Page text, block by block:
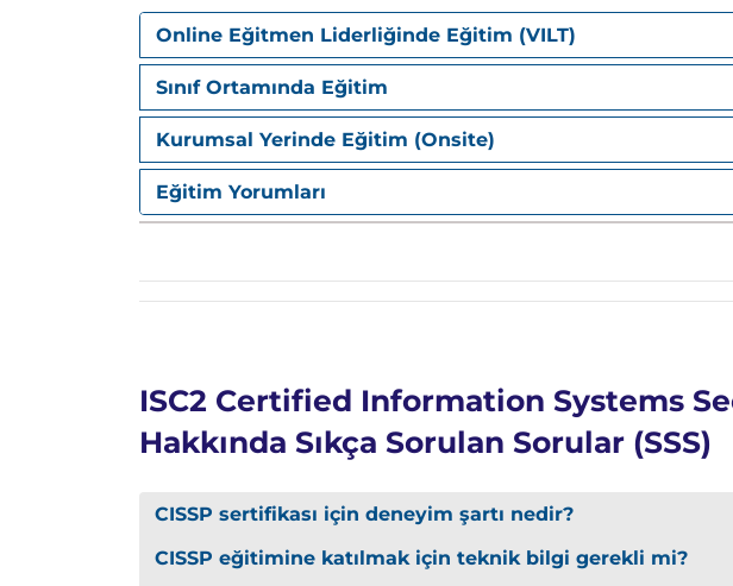
Uyumluluk gereksinimleri
3. Security Architecture and Engineering
Security Architecture
Güvenli tasarım prensipleri
Güvenlik modelleri
Güvenlik mimarileri
Donanım ve sistem güvenliği
Güvenli sistem tasarımı
Kurumsal güvenlik mimarisi geliştirme
Güvenlik risklerinin azaltılması
4. Communication and Network Security
Network Security
Online Eğitmen Liderliğinde Eğitim (VILT)
Sınıf Ortamında Eğitim
Kurumsal Yerinde Eğitim (Onsite)
Eğitim Yorumları
ISC2 Certified Information Systems
Hakkında Sıkça Sorulan Sorular (SSS)
CISSP sertifikası için deneyim şartı nedir?
CISSP eğitimine katılmak için teknik bilgi gerekli mi?